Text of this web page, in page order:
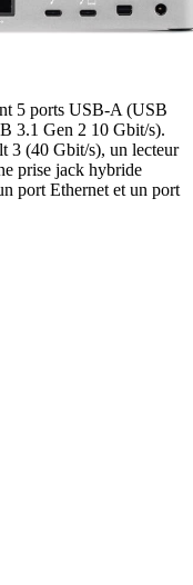
5 ports USB-A (USB
3.1 Gen 2 10 Gbit/s).
3 (40 Gbit/s), un lecteur
prise jack hybride
port Ethernet et un port